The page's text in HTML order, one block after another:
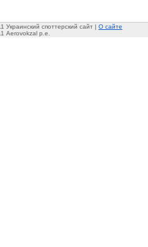
Украинский споттерский сайт | О сайте
Aerovokzal p.e.